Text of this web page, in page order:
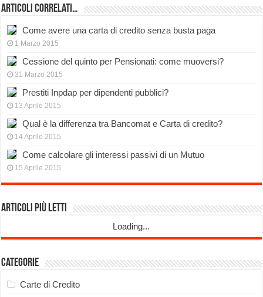
Articoli Correlati…
Come avere una carta di credito senza busta paga
1 Marzo 2015
Cessione del quinto per Pensionati: come muoversi?
31 Marzo 2015
Prestiti Inpdap per dipendenti pubblici?
13 Aprile 2015
Qual è la differenza tra Bancomat e Carta di credito?
14 Aprile 2015
Come calcolare gli interessi passivi di un Mutuo
15 Aprile 2015
Articoli più Letti
Loading...
Categorie
Carte di Credito